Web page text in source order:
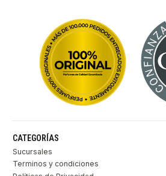
CATEGORÍAS
Sucursales
Terminos y condiciones